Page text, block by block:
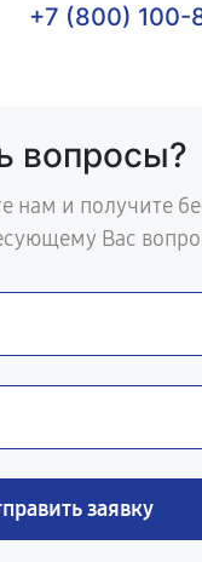
+7 (800) 100-
вопросы?
нам и получите
Вас
заявку